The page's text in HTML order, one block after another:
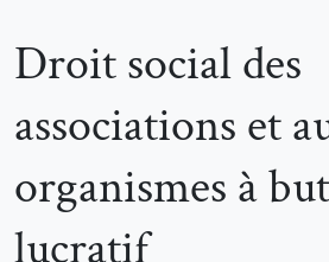
Droit social des
associations et
organismes à
lucratif